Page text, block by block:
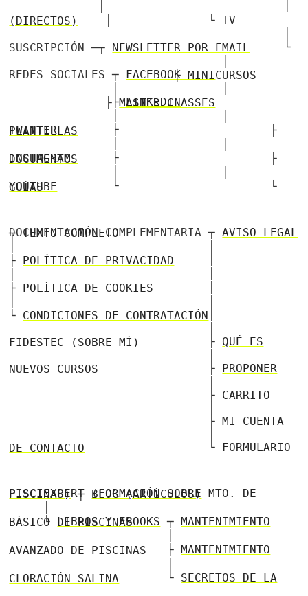
│ └
TV (DIRECTOS)
└ SUSCRIPCIÓN ─┬ NEWSLETTER POR EMAIL
REDES SOCIALES ┬
FACEBOOK├MINICURSOS
├LINKEDIN
├MASTER CLASSES
├
TWITTER├
PLANTILLAS
├
INSTAGRAM├
DOCUMENTOS
└
YOUTUBE └
GUÍAS
DOCUMENTACIÓN COMPLEMENTARIA ┬AVISO LEGAL
┬TEXTO COMPLETO
│ ├ POLÍTICA DE PRIVACIDAD
│ ├ POLÍTICA DE COOKIES
│ └ CONDICIONES DE CONTRATACIÓN
├
QUÉ ES FIDESTEC (SOBRE MÍ)
├
PROPONER NUEVOS CURSOS
├ CARRITO
├MI CUENTA
└
FORMULARIO DE CONTACTO
PISCIEXPERT (FORMACIÓN SOBRE MTO. DE PISCINAS)┬ BLOG (ARTÍCULOS)
└ LIBROS Y EBOOKS ┬
MANTENIMIENTO BÁSICO DE PISCINAS
├
MANTENIMIENTO AVANZADO DE PISCINAS
└
SECRETOS DE LA CLORACIÓN SALINA